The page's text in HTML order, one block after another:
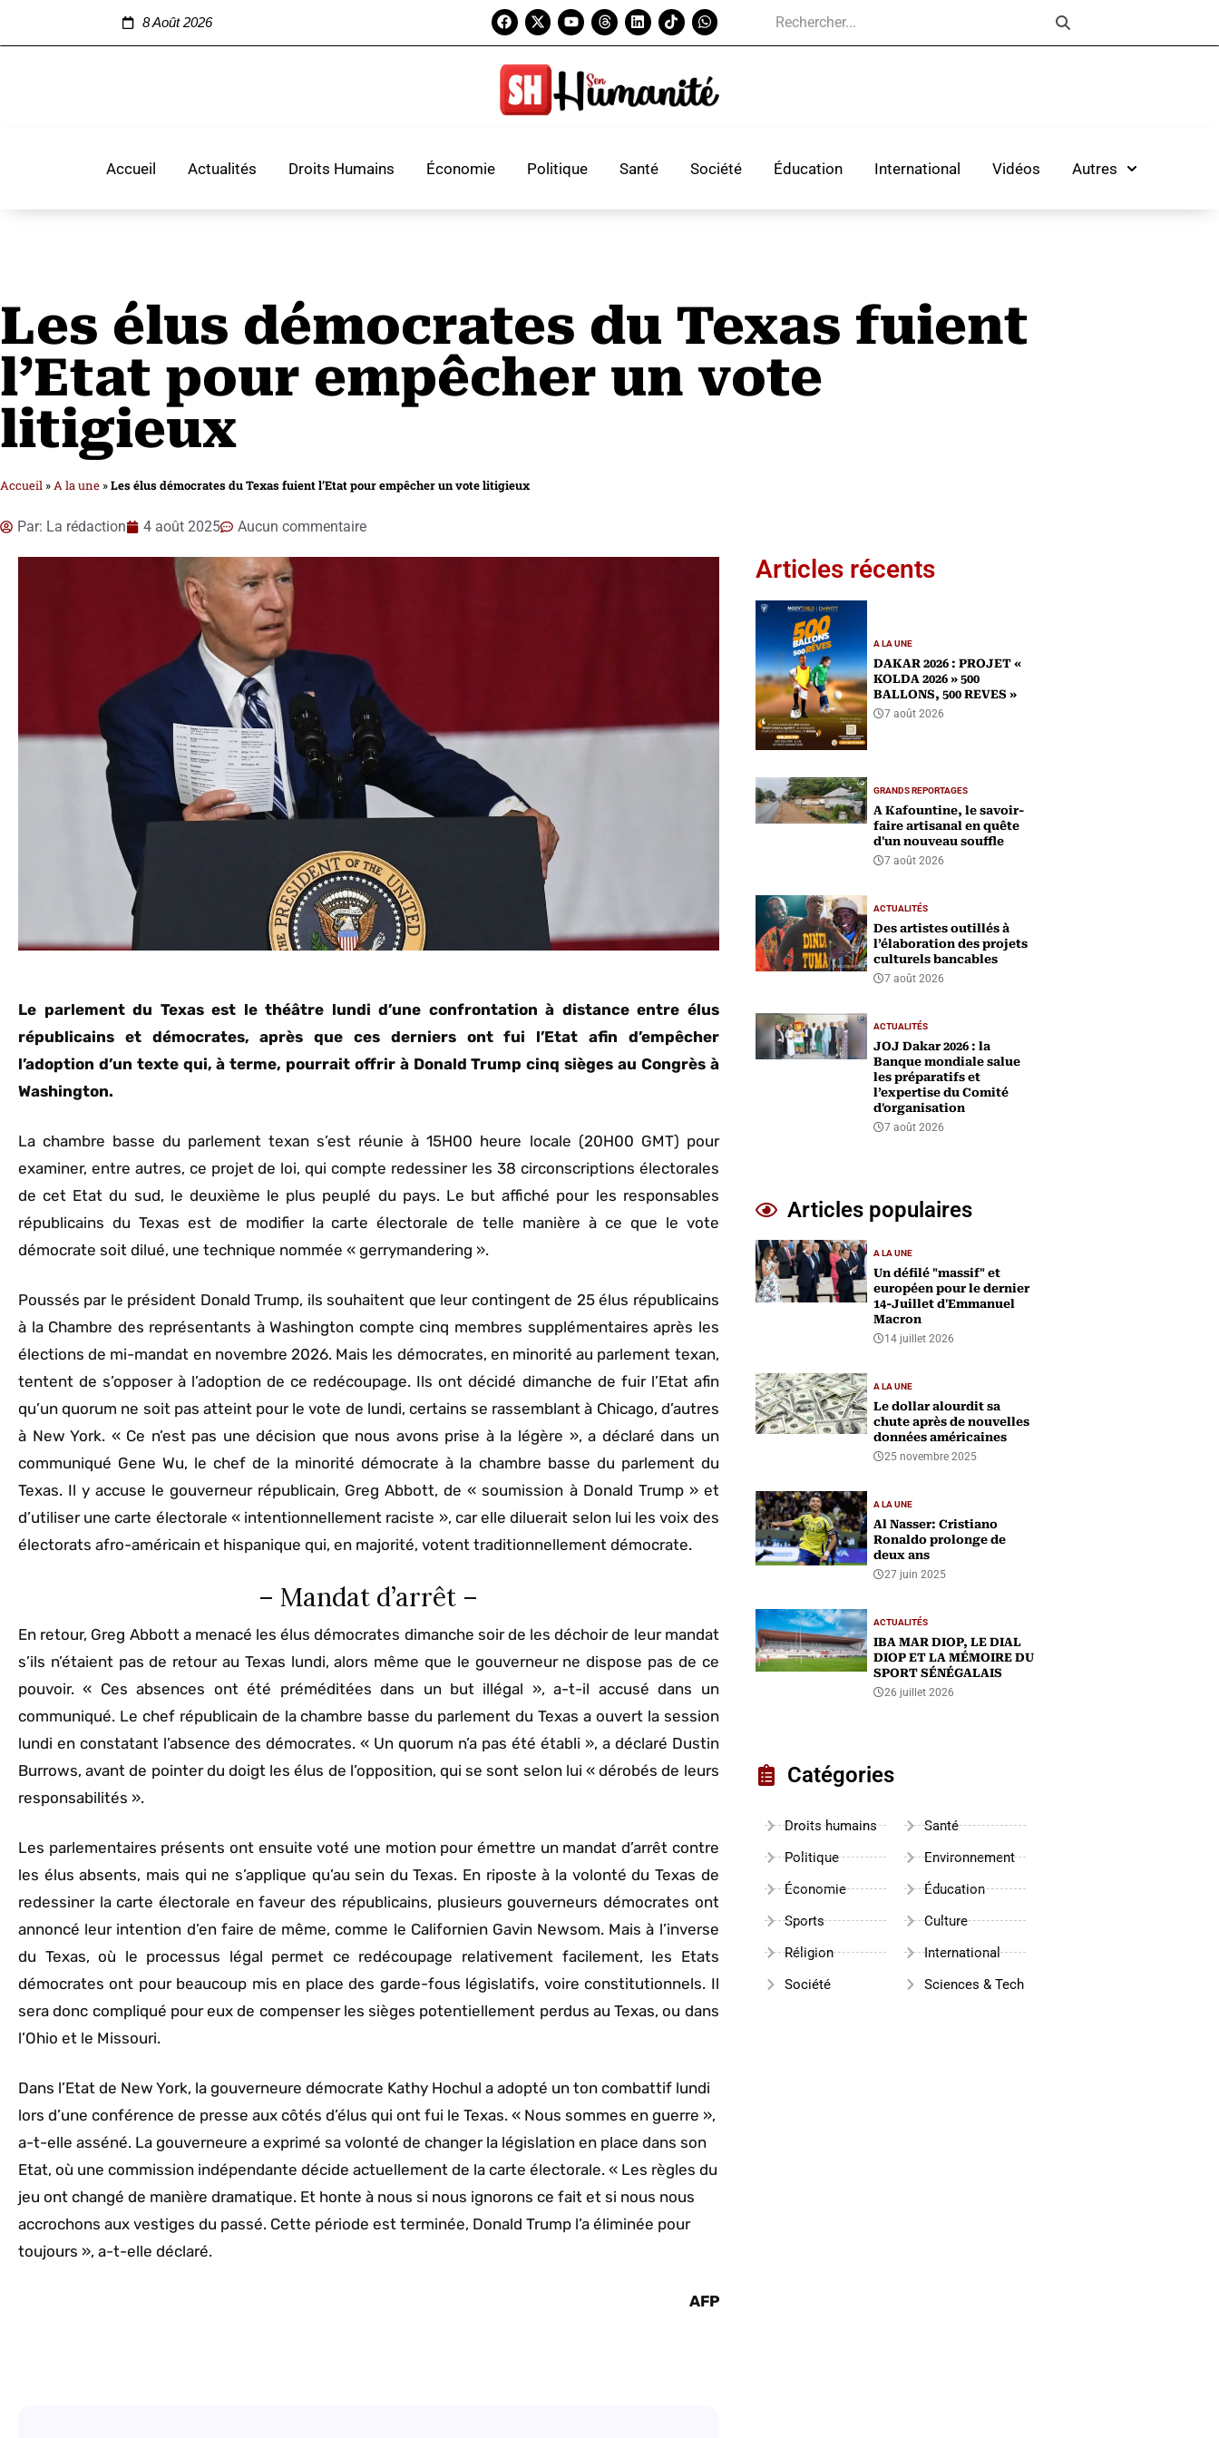
8 Août 2026
Accueil Actualités Droits Humains Économie Politique Santé Société Éducation International Vidéos Autres
Les élus démocrates du Texas fuient
l’Etat pour empêcher un vote
litigieux
Accueil »A la une »Les élus démocrates du Texas fuient l’Etat pour empêcher un vote litigieux
Par: La rédaction 4 août 2025 Aucun commentaire
Le parlement du Texas est le théâtre lundi d’une confrontation à distance entre élus
républicains et démocrates, après que ces derniers ont fui l’Etat afin d’empêcher
l’adoption d’un texte qui, à terme, pourrait offrir à Donald Trump cinq sièges au Congrès à
Washington.
La chambre basse du parlement texan s’est réunie à 15H00 heure locale (20H00 GMT) pour
examiner, entre autres, ce projet de loi, qui compte redessiner les 38 circonscriptions électorales
de cet Etat du sud, le deuxième le plus peuplé du pays. Le but affiché pour les responsables
républicains du Texas est de modifier la carte électorale de telle manière à ce que le vote
démocrate soit dilué, une technique nommée « gerrymandering ».
Poussés par le président Donald Trump, ils souhaitent que leur contingent de 25 élus républicains
à la Chambre des représentants à Washington compte cinq membres supplémentaires après les
élections de mi-mandat en novembre 2026. Mais les démocrates, en minorité au parlement texan,
tentent de s’opposer à l’adoption de ce redécoupage. Ils ont décidé dimanche de fuir l’Etat afin
qu’un quorum ne soit pas atteint pour le vote de lundi, certains se rassemblant à Chicago, d’autres
à New York. « Ce n’est pas une décision que nous avons prise à la légère », a déclaré dans un
communiqué Gene Wu, le chef de la minorité démocrate à la chambre basse du parlement du
Texas. Il y accuse le gouverneur républicain, Greg Abbott, de « soumission à Donald Trump » et
d’utiliser une carte électorale « intentionnellement raciste », car elle diluerait selon lui les voix des
électorats afro-américain et hispanique qui, en majorité, votent traditionnellement démocrate.
– Mandat d’arrêt –
En retour, Greg Abbott a menacé les élus démocrates dimanche soir de les déchoir de leur mandat
s’ils n’étaient pas de retour au Texas lundi, alors même que le gouverneur ne dispose pas de ce
pouvoir. « Ces absences ont été préméditées dans un but illégal », a-t-il accusé dans un
communiqué. Le chef républicain de la chambre basse du parlement du Texas a ouvert la session
lundi en constatant l’absence des démocrates. « Un quorum n’a pas été établi », a déclaré Dustin
Burrows, avant de pointer du doigt les élus de l’opposition, qui se sont selon lui « dérobés de leurs
responsabilités ».
Les parlementaires présents ont ensuite voté une motion pour émettre un mandat d’arrêt contre
les élus absents, mais qui ne s’applique qu’au sein du Texas. En riposte à la volonté du Texas de
redessiner la carte électorale en faveur des républicains, plusieurs gouverneurs démocrates ont
annoncé leur intention d’en faire de même, comme le Californien Gavin Newsom. Mais à l’inverse
du Texas, où le processus légal permet ce redécoupage relativement facilement, les Etats
démocrates ont pour beaucoup mis en place des garde-fous législatifs, voire constitutionnels. Il
sera donc compliqué pour eux de compenser les sièges potentiellement perdus au Texas, ou dans
l’Ohio et le Missouri.
Dans l’Etat de New York, la gouverneure démocrate Kathy Hochul a adopté un ton combattif lundi
lors d’une conférence de presse aux côtés d’élus qui ont fui le Texas. « Nous sommes en guerre »,
a-t-elle asséné. La gouverneure a exprimé sa volonté de changer la législation en place dans son
Etat, où une commission indépendante décide actuellement de la carte électorale. « Les règles du
jeu ont changé de manière dramatique. Et honte à nous si nous ignorons ce fait et si nous nous
accrochons aux vestiges du passé. Cette période est terminée, Donald Trump l’a éliminée pour
toujours », a-t-elle déclaré.
AFP
Articles récents
A LA UNE
DAKAR 2026 : PROJET «
KOLDA 2026 » 500
BALLONS, 500 REVES »
7 août 2026
GRANDS REPORTAGES
A Kafountine, le savoir-
faire artisanal en quête
d'un nouveau souffle
7 août 2026
ACTUALITÉS
Des artistes outillés à
l’élaboration des projets
culturels bancables
7 août 2026
ACTUALITÉS
‎JOJ Dakar 2026 : la
Banque mondiale salue
les préparatifs et
l’expertise du Comité
d'organisation
7 août 2026
Articles populaires
A LA UNE
Un défilé "massif" et
européen pour le dernier
14-Juillet d'Emmanuel
Macron
14 juillet 2026
A LA UNE
Le dollar alourdit sa
chute après de nouvelles
données américaines
25 novembre 2025
A LA UNE
Al Nasser: Cristiano
Ronaldo prolonge de
deux ans
27 juin 2025
ACTUALITÉS
IBA MAR DIOP, LE DIAL
DIOP ET LA MÉMOIRE DU
SPORT SÉNÉGALAIS
26 juillet 2026
Catégories
Droits humains
Politique
Économie
Sports
Réligion
Société
Santé
Environnement
Éducation
Culture
International
Sciences & Tech